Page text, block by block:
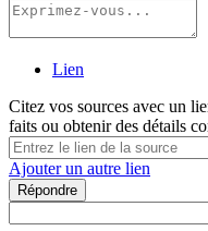
Lien
Citez vos sources avec un
faits ou obtenir des détails
Ajouter un autre lien
Répondre